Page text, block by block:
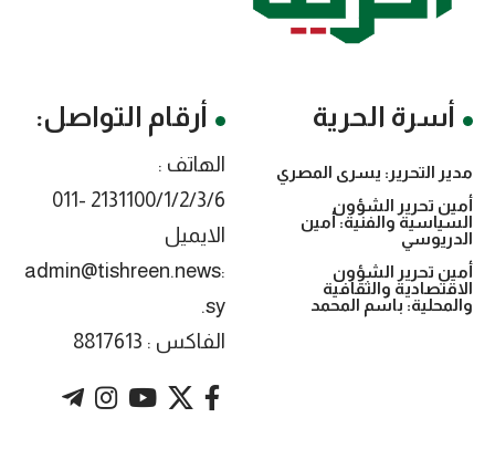
أسرة الحرية
مدير التحرير: يسرى المصري
أمين تحرير الشؤون
السياسية والفنية: أمين
الدريوسي
أمين تحرير الشؤون
الاقتصادية والثقافية
والمحلية: باسم المحمد
أرقام التواصل:
الهاتف :
2131100/1/2/3/6 -011
الايميل
:admin@tishreen.news
.sy
الفاكس : 8817613